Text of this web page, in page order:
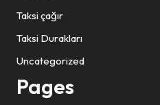
Taksi çağır
Taksi Durakları
Uncategorized
Pages